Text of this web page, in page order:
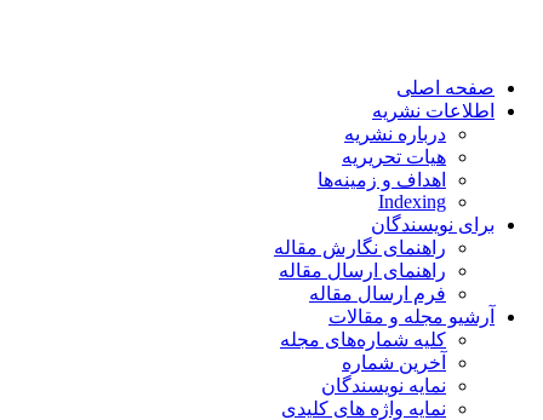
صفحه اصلی
اطلاعات نشریه
درباره نشریه
هیات تحریریه
اهداف و زمینه‌ها
Indexing
برای نویسندگان
راهنمای نگارش مقاله
راهنمای ارسال مقاله
فرم ارسال مقاله
آرشیو مجله و مقالات
کلیه شماره‌های مجله
آخرین شماره
نمایه نویسندگان
نمایه واژه های کلیدی